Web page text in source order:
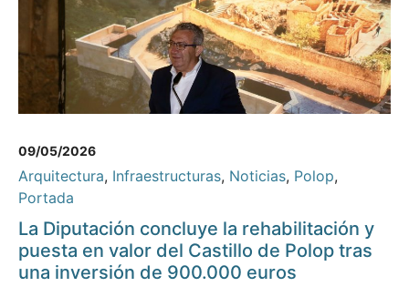
09/05/2026
Arquitectura, Infraestructuras, Noticias, Polop,
Portada
La Diputación concluye la rehabilitación y
puesta en valor del Castillo de Polop tras
una inversión de 900.000 euros